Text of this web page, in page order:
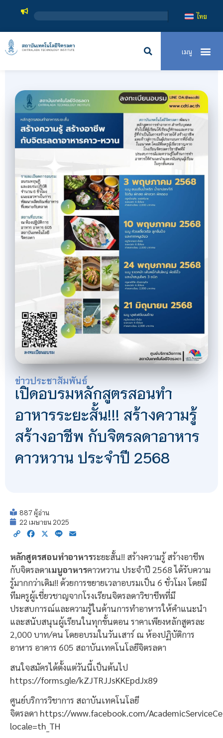
สถาบันเ
ไทย
ข่าวประชาสัมพันธ์
เปิดอบรมหลักสูตรสอนทำ
อาหารระยะสั้น!!! สร้างความรู้
สร้างอาชีพ กับจิตรลดาอาหาร
คาวหวาน ประจำปี 2568
887 ผู้อ่าน
22 เมษายน 2025
Copy Facebook
X Line
หลักสูตรสอนทำอาหารระยะสั้น!! สร้างความรู้ สร้างอาชีพ
กับจิตรลดาเมนูอาหารคาวหวาน ประจำปี 2568 ได้รับความ
รู้มากกว่าเดิม!! ด้วยการขยายเวลาอบรมเป็น 6 ชั่วโมง โดยมี
ทีมครูผู้เชี่ยวชาญจากโรงเรียนจิตรลดาวิชาชีพที่มี
ประสบการณ์และความรู้ในด้านการทำอาหารให้คำแนะนำ
และสนับสนุนผู้เรียนในทุกขั้นตอน ราคาเพียงหลักสูตรละ
2,000 บาท/คน โดยอบรมในวันเสาร์ ณ ห้องปฏิบัติการ
อาหาร อาคาร 605 สถาบันเทคโนโลยีจิตรลดา
สนใจสมัครได้ตั้งแต่วันนี้เป็นต้นไป
https://forms.gle/kZJTRJJsKKEpdJx89
ศูนย์บริการวิชาการ สถาบันเทคโนโลยี
จิตรลดา https://www.facebook.com/
locale=th_TH